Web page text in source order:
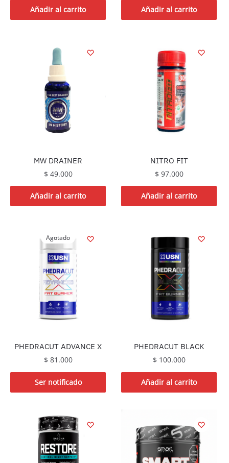
Añadir al carrito Añadir al carrito
MW DRAINER
$ 49.000
Añadir al carrito
NITRO FIT
$ 97.000
Añadir al carrito
Agotado
PHEDRACUT ADVANCE X
$ 81.000
Ser notificado
PHEDRACUT BLACK
$ 100.000
Añadir al carrito